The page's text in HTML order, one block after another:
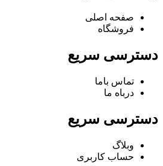
صفحه اصلی
فروشگاه
دسترسی سریع
تماس باما
درباه ما
دسترسی سریع
وبلاگ
حساب کاربری